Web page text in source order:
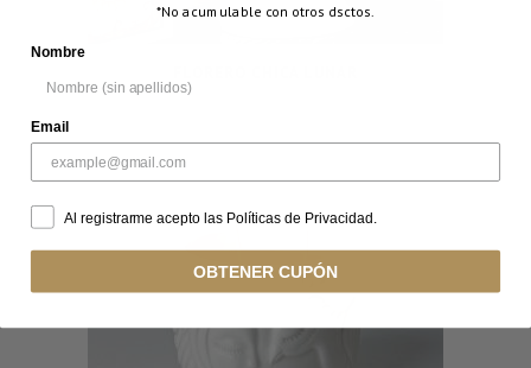
*No acumulable con otros dsctos.
Nombre
Email
Al registrarme acepto las Políticas de Privacidad.
OBTENER CUPÓN